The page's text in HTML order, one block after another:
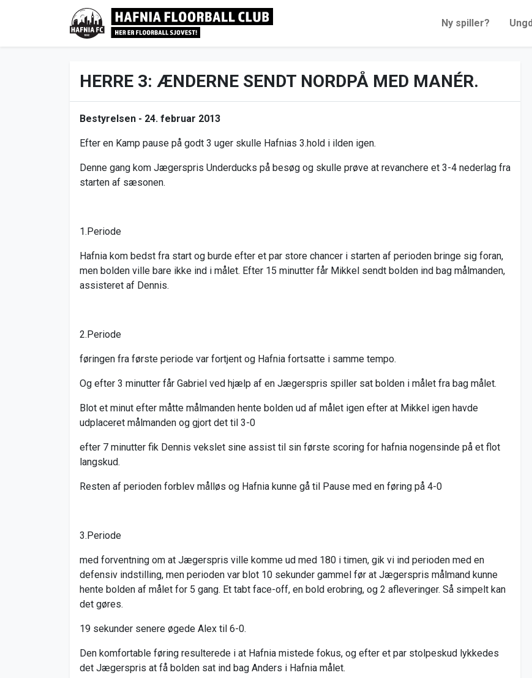
Ny spiller?
HERRE 3: ÆNDERNE SENDT NORDPÅ MED MANÉR.
Bestyrelsen - 24. februar 2013
Efter en Kamp pause på godt 3 uger skulle Hafnias 3.hold i ilden igen.
Denne gang kom Jægerspris Underducks på besøg og skulle prøve at revanchere et 3-4 nederlag fra
starten af sæsonen.
1.Periode
Hafnia kom bedst fra start og burde efter et par store chancer i starten af perioden bringe sig foran,
men bolden ville bare ikke ind i målet. Efter 15 minutter får Mikkel sendt bolden ind bag målmanden,
assisteret af Dennis.
2.Periode
føringen fra første periode var fortjent og Hafnia fortsatte i samme tempo.
Og efter 3 minutter får Gabriel ved hjælp af en Jægerspris spiller sat bolden i målet fra bag målet.
Blot et minut efter måtte målmanden hente bolden ud af målet igen efter at Mikkel igen havde
udplaceret målmanden og gjort det til 3-0
efter 7 minutter fik Dennis vekslet sine assist til sin første scoring for hafnia nogensinde på et flot
langskud.
Resten af perioden forblev målløs og Hafnia kunne gå til Pause med en føring på 4-0
3.Periode
med forventning om at Jægerspris ville komme ud med 180 i timen, gik vi ind perioden med en
defensiv indstilling, men perioden var blot 10 sekunder gammel før at Jægerspris målmand kunne
hente bolden af målet for 5 gang. Et tabt face-off, en bold erobring, og 2 afleveringer. Så simpelt kan
det gøres.
19 sekunder senere øgede Alex til 6-0.
Den komfortable føring resulterede i at Hafnia mistede fokus, og efter et par stolpeskud lykkedes
det Jægerspris at få bolden sat ind bag Anders i Hafnia målet.